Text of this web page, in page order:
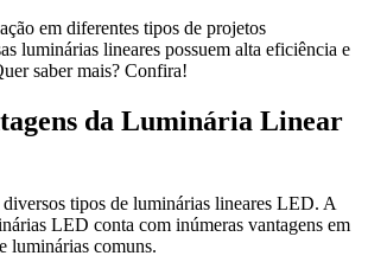
em diferentes tipos de projetos
luminárias lineares possuem alta eficiência e
saber mais? Confira!
da Luminária Linear
tipos de luminárias lineares LED. A
LED conta com inúmeras vantagens em
luminárias comuns.